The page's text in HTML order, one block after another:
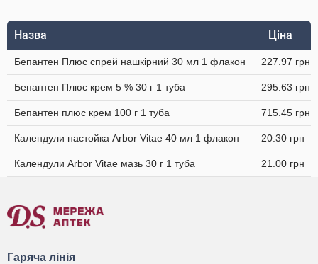
Назва Ціна
Бепантен Плюс спрей нашкірний 30 мл 1 флакон 227.97 грн
Бепантен Плюс крем 5 % 30 г 1 туба 295.63 грн
Бепантен плюс крем 100 г 1 туба 715.45 грн
Календули настойка Arbor Vitae 40 мл 1 флакон 20.30 грн
Календули Arbor Vitae мазь 30 г 1 туба 21.00 грн
Гаряча лінія